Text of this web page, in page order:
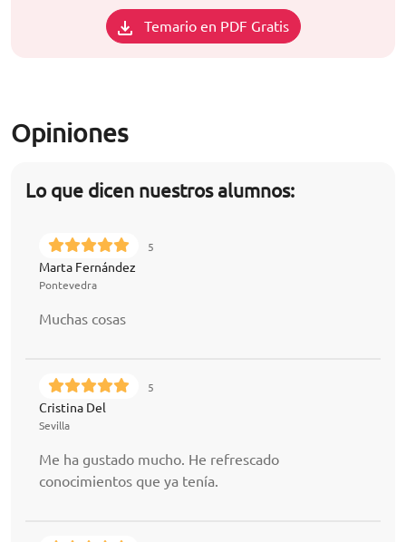
Temario en PDF Gratis
Opiniones
Lo que dicen nuestros alumnos:
5
Marta Fernández
Pontevedra
Muchas cosas
5
Cristina Del
Sevilla
Me ha gustado mucho. He refrescado
conocimientos que ya tenía.